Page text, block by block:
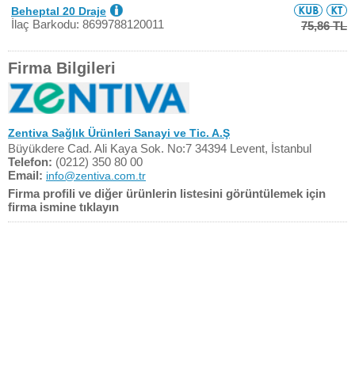
Beheptal 20 Draje
İlaç Barkodu: 8699788120011 75,86 TL
Firma Bilgileri
Zentiva Sağlık Ürünleri Sanayi ve Tic. A.Ş
Büyükdere Cad. Ali Kaya Sok. No:7 34394 Levent, İstanbul
Telefon: (0212) 350 80 00
Email: info@zentiva.com.tr
Firma profili ve diğer ürünlerin listesini görüntülemek için
firma ismine tıklayın